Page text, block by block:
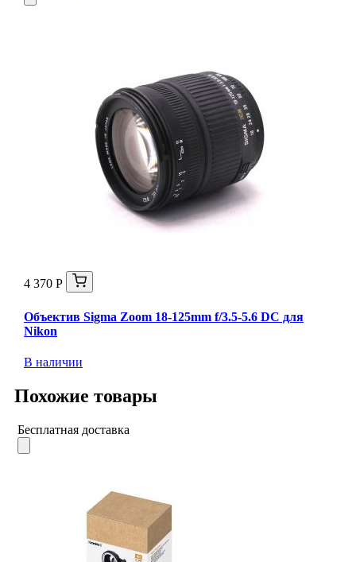
4 370 Р
Объектив Sigma Zoom 18-125mm f/3.5-5.6 DC для
Nikon
В наличии
Похожие товары
Бесплатная доставка